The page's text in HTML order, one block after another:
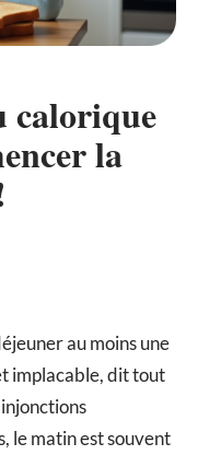
calorique
la
au moins une
implacable, dit tout
le matin est souvent